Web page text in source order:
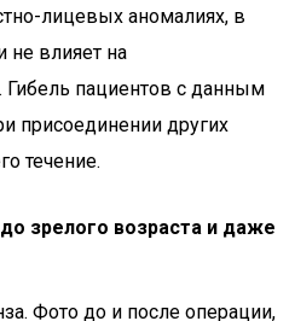
лицевых аномалиях, в
не влияет на
пациентов с данным
присоединении других
течение.
зрелого возраста и даже